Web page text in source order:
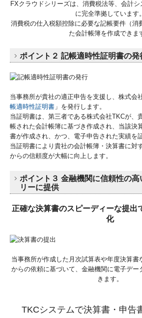
FXクラウドシリーズは、消費税法等、会計
に完全準拠しています。
消費税の仕入税額控除に必要な記帳要件（消
た会計帳簿を作成できま
ポイント２ 記帳適時性証明書の発
当事務所が貴社の適正申告を支援し、株式会
帳適時性証明書 」を発行します。
当証明書は、第三者である株式会社TKCが、
帳された会計帳簿に基づき作成され、当該決
書が作成され、かつ、電子申告された実績を
当証明書により貴社の会計帳簿・決算書に対
からの信頼度が大幅に向上します。
ポイント３ 金融機関に信頼性の
リーに提供
正確な決算書のスピーディーな提出
化
当事務所が作成した月次試算表や年度決算書
からの依頼に基づいて、金融機関に電子デー
きます。
TKCシステムで決算書・申告